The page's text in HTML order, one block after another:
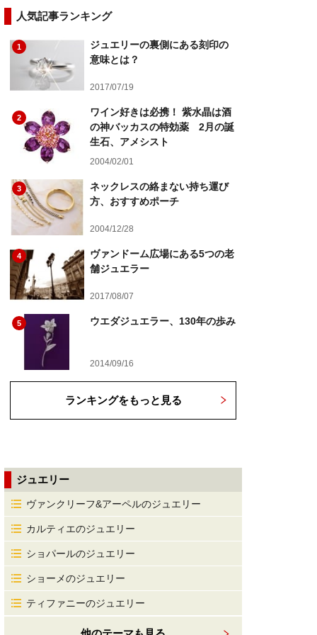
人気記事ランキング
1
ジュエリーの裏側にある刻印の
意味とは？
2017/07/19
2
ワイン好きは必携！ 紫水晶は酒
の神バッカスの特効薬 2月の誕
生石、アメシスト
2004/02/01
3
ネックレスの絡まない持ち運び
方、おすすめポーチ
2004/12/28
4
ヴァンドーム広場にある5つの老
舗ジュエラー
2017/08/07
5 ウエダジュエラー、130年の歩み
2014/09/16
ランキングをもっと見る
ジュエリー
ヴァンクリーフ&アーペルのジュエリー
カルティエのジュエリー
ショパールのジュエリー
ショーメのジュエリー
ティファニーのジュエリー